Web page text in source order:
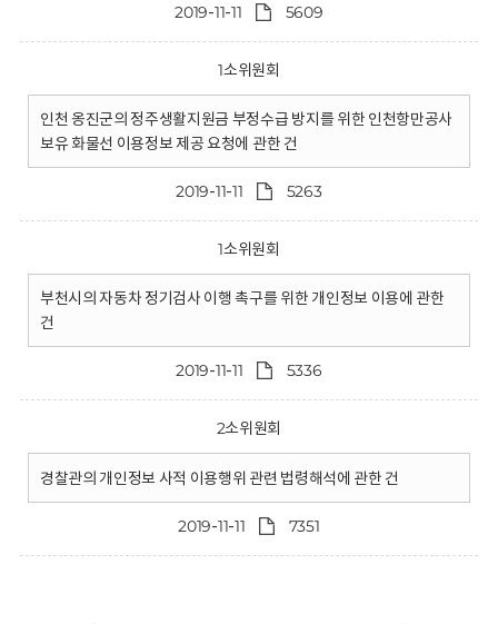
2019-11-11 5609
1소위원회
인천 옹진군의 정주생활지원금 부정수급 방지를 위한 인천항만공사
보유 화물선 이용정보 제공 요청에 관한 건
2019-11-11 5263
1소위원회
부천시의 자동차 정기검사 이행 촉구를 위한 개인정보 이용에 관한
건
2019-11-11 5336
2소위원회
경찰관의 개인정보 사적 이용행위 관련 법령해석에 관한 건
2019-11-11 7351